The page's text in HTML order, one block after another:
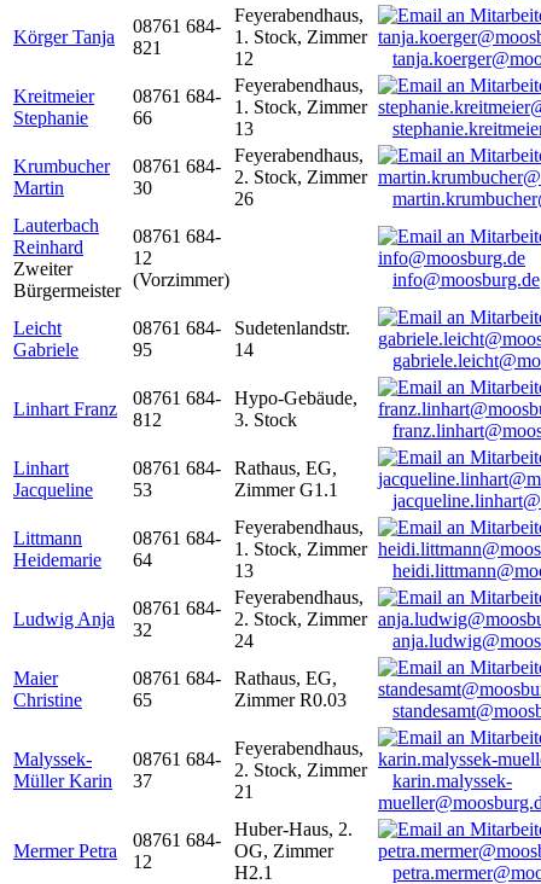
Körger Tanja
08761 684-
821
Feyerabendhaus,
1. Stock, Zimmer
12
Kreitmeier
Stephanie
08761 684-
66
Feyerabendhaus,
1. Stock, Zimmer
13
Krumbucher
Martin
08761 684-
30
Feyerabendhaus,
2. Stock, Zimmer
26
Lauterbach
Reinhard
Zweiter
Bürgermeister
08761 684-
12
(Vorzimmer)
info@moosburg.de
Leicht
Gabriele
08761 684-
95
Sudetenlandstr.
14
Linhart Franz
08761 684-
812
Hypo-Gebäude,
3. Stock
Linhart
Jacqueline
08761 684-
53
Rathaus, EG,
Zimmer G1.1
Littmann
Heidemarie
08761 684-
64
Feyerabendhaus,
1. Stock, Zimmer
13
Ludwig Anja
08761 684-
32
Feyerabendhaus,
2. Stock, Zimmer
24
Maier
Christine
08761 684-
65
Rathaus, EG,
Zimmer R0.03
Malyssek-
Müller Karin
08761 684-
37
Feyerabendhaus,
2. Stock, Zimmer
21
karin.malyssek-
Mermer Petra
08761 684-
12
Huber-Haus, 2.
OG, Zimmer
H2.1